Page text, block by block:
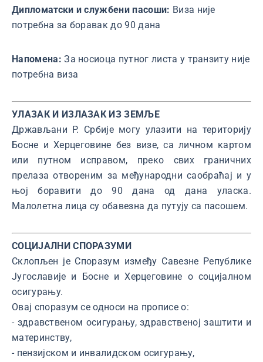
Дипломатски и службени пасоши: Виза није
потребна за боравак до 90 дана
Напомена:За носиоца путног листа у транзиту није
потребна виза
УЛАЗАК И ИЗЛАЗАК ИЗ ЗЕМЉЕ
Држављани Р. Србије могу улазити на територију
Босне и Херцеговине без визe, са личном картом
или путном исправом, преко свих граничних
прелаза отвореним за међународни саобраћај и у
њој боравити до 90 дана од дана уласка.
Малолетна лица су обавезна да путују са пасошем.
СОЦИЈАЛНИ СПОРАЗУМИ
Склопљен је Споразум између Савезне Републике
Југославије и Босне и Херцеговине о социјалном
осигурању.
Овај споразум се односи на прописе о:
- здравственом осигурању, здравственој заштити и
материнству,
- пензијском и инвалидском осигурању,